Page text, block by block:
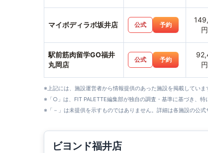
マイボディラボ坂井店 公式 予約
駅前筋肉留学GO福井
丸岡店
公式 予約
※上記には、施設運営者から情報提供のあった施設を掲載していま
※「○」は、FIT PALETTE編集部が独自の調査・基準に基づき、特
※「－」は未提供を示すものではありません。詳細は各施設の公式
ビヨンド福井店